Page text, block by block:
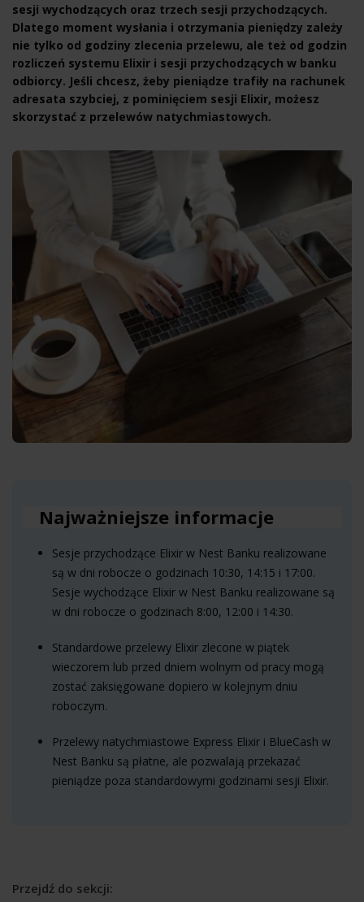
sesji wychodzących oraz trzech sesji przychodzących.
Dlatego moment wysłania i otrzymania pieniędzy zależy
nie tylko od godziny zlecenia przelewu, ale też od godzin
rozliczeń systemu Elixir i sesji przychodzących w banku
odbiorcy. Jeśli chcesz, żeby pieniądze trafiły na rachunek
adresata szybciej, z pominięciem sesji Elixir, możesz
skorzystać z przelewów natychmiastowych.
Najważniejsze informacje
Sesje przychodzące Elixir w Nest Banku realizowane
są w dni robocze o godzinach 10:30, 14:15 i 17:00.
Sesje wychodzące Elixir w Nest Banku realizowane są
w dni robocze o godzinach 8:00, 12:00 i 14:30.
Standardowe przelewy Elixir zlecone w piątek
wieczorem lub przed dniem wolnym od pracy mogą
zostać zaksięgowane dopiero w kolejnym dniu
roboczym.
Przelewy natychmiastowe Express Elixir i BlueCash w
Nest Banku są płatne, ale pozwalają przekazać
pieniądze poza standardowymi godzinami sesji Elixir.
Przejdź do sekcji: